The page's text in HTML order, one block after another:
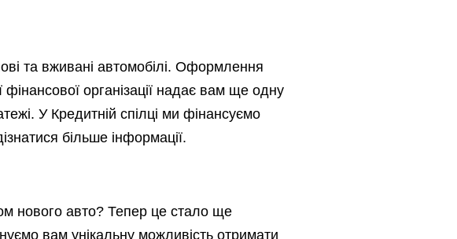
та вживані автомобілі. Оформлення
організації надає вам ще одну
У Кредитній спілці ми фінансуємо
більше інформації.
нового авто? Тепер це стало ще
вам унікальну можливість отримати